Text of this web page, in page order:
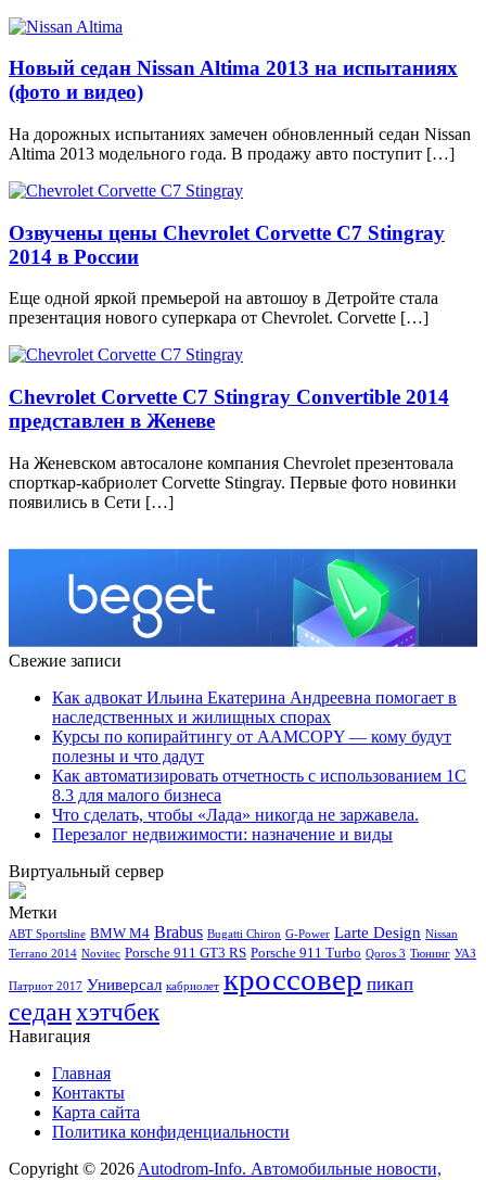
Новый седан Nissan Altima 2013 на испытаниях
(фото и видео)
На дорожных испытаниях замечен обновленный седан Nissan
Altima 2013 модельного года. В продажу авто поступит […]
Озвучены цены Chevrolet Corvette C7 Stingray
2014 в России
Еще одной яркой премьерой на автошоу в Детройте стала
презентация нового суперкара от Chevrolet. Corvette […]
Chevrolet Corvette C7 Stingray Convertible 2014
представлен в Женеве
На Женевском автосалоне компания Chevrolet презентовала
спорткар-кабриолет Corvette Stingray. Первые фото новинки
появились в Сети […]
Свежие записи
Как адвокат Ильина Екатерина Андреевна помогает в
наследственных и жилищных спорах
Курсы по копирайтингу от AAMCOPY — кому будут
полезны и что дадут
Как автоматизировать отчетность с использованием 1С
8.3 для малого бизнеса
Что сделать, чтобы «Лада» никогда не заржавела.
Перезалог недвижимости: назначение и виды
Виртуальный сервер
Метки
ABT Sportsline BMW M4 Brabus Bugatti Chiron G-Power Larte Design Nissan
Terrano 2014 Novitec Porsche 911 GT3 RS Porsche 911 Turbo Qoros 3 Тюнинг УАЗ
Патриот 2017 Универсал кабриолет кроссовер пикап
седанхэтчбек
Навигация
Главная
Контакты
Карта сайта
Политика конфиденциальности
Copyright © 2026 Autodrom-Info. Автомобильные новости,